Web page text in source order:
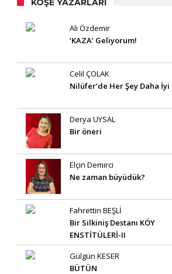
KÖŞE YAZARLARI
Ali Özdemir
‘KAZA’ Geliyorum!
Celil ÇOLAK
Nilüfer’de Her Şey Daha İyi
Derya UYSAL
Bir öneri
Elçin Demirci
Ne zaman büyüdük?
Fahrettin BEŞLİ
Bir Silkiniş Destanı KÖY
ENSTİTÜLERİ-II
Gülgün KESER
BÜTÜN